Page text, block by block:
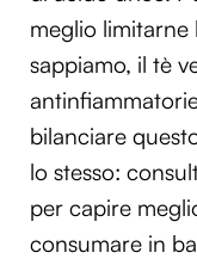
meglio limitarne
sappiamo, il tè
bilanciare
lo stesso:
per capire
consumare in